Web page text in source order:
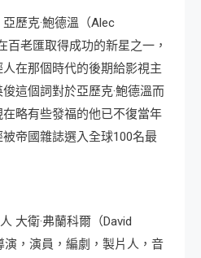
歷克·鮑德溫（Alec
百老匯取得成功的新星之一，
在那個時代的後期給影視主
這個詞對於亞歷克·鮑德溫而
略有些發福的他已不復當年
帝國雜誌選入全球100名最
大衛·弗蘭科爾（David
演，演員，編劇，製片人，音